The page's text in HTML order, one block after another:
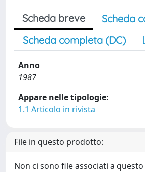
Scheda breve
Scheda
Scheda completa (DC)
Anno
1987
Appare nelle tipologie:
1.1 Articolo in rivista
File in questo prodotto:
Non ci sono file associati a